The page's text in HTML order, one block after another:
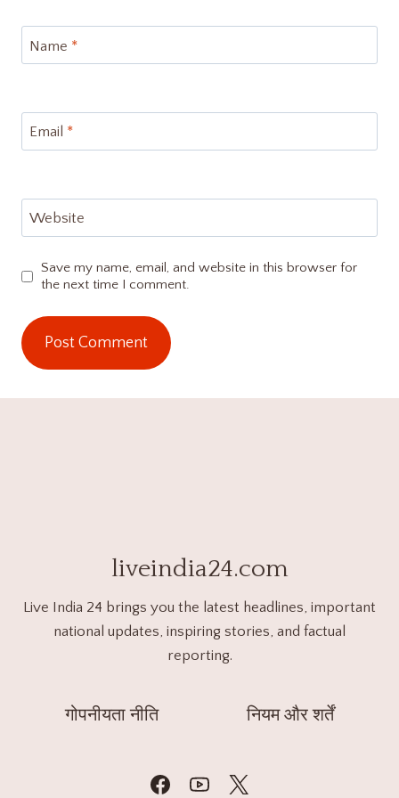
Name *
Email *
Website
Save my name, email, and website in this browser for
the next time I comment.
liveindia24.com
Live India 24 brings you the latest headlines, important
national updates, inspiring stories, and factual
reporting.
गोपनीयता नीति नियम और शर्तें